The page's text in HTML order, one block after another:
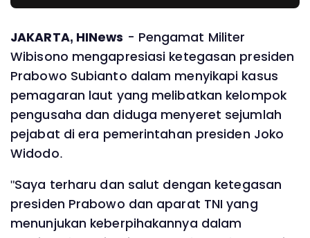
JAKARTA, HINews - Pengamat Militer
Wibisono mengapresiasi ketegasan presiden
Prabowo Subianto dalam menyikapi kasus
pemagaran laut yang melibatkan kelompok
pengusaha dan diduga menyeret sejumlah
pejabat di era pemerintahan presiden Joko
Widodo.
"Saya terharu dan salut dengan ketegasan
presiden Prabowo dan aparat TNI yang
menunjukan keberpihakannya dalam